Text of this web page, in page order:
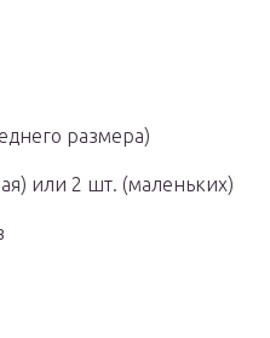
размера)
или 2 шт. (маленьких)